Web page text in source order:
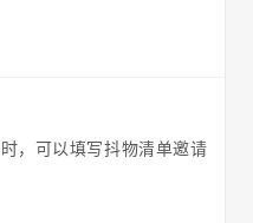
，可以填写抖物清单邀请